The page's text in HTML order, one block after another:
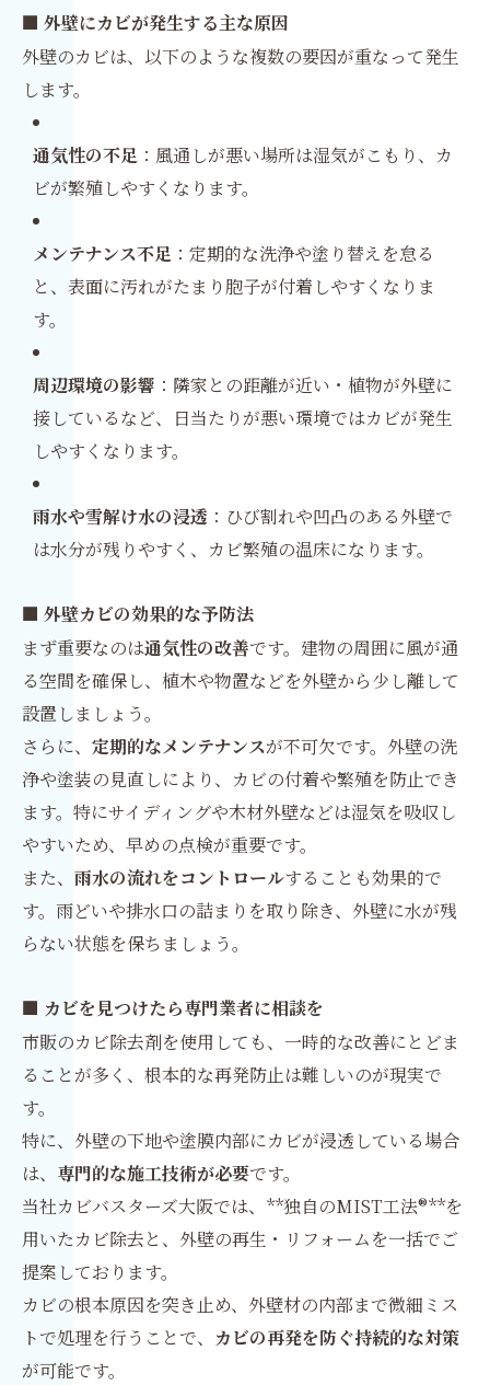
■ 外壁にカビが発生する主な原因
外壁のカビは、以下のような複数の要因が重なって発生
します。
通気性の不足 ：風通しが悪い場所は湿気がこもり、カ
ビが繁殖しやすくなります。
メンテナンス不足 ：定期的な洗浄や塗り替えを怠る
と、表面に汚れがたまり胞子が付着しやすくなりま
す。
周辺環境の影響 ：隣家との距離が近い・植物が外壁に
接しているなど、日当たりが悪い環境ではカビが発生
しやすくなります。
雨水や雪解け水の浸透 ：ひび割れや凹凸のある外壁で
は水分が残りやすく、カビ繁殖の温床になります。
■ 外壁カビの効果的な予防法
まず重要なのは通気性の改善です。建物の周囲に風が通
る空間を確保し、植木や物置などを外壁から少し離して
設置しましょう。
さらに、 定期的なメンテナンスが不可欠です。外壁の洗
浄や塗装の見直しにより、カビの付着や繁殖を防止でき
ます。特にサイディングや木材外壁などは湿気を吸収し
やすいため、早めの点検が重要です。
また、 雨水の流れをコントロールすることも効果的で
す。雨どいや排水口の詰まりを取り除き、外壁に水が残
らない状態を保ちましょう。
■ カビを見つけたら専門業者に相談を
市販のカビ除去剤を使用しても、一時的な改善にとどま
ることが多く、根本的な再発防止は難しいのが現実で
す。
特に、外壁の下地や塗膜内部にカビが浸透している場合
は、 専門的な施工技術が必要です。
当社カビバスターズ大阪では、**独自のMIST工法®**を
用いたカビ除去と、外壁の再生・リフォームを一括でご
提案しております。
カビの根本原因を突き止め、外壁材の内部まで微細ミス
トで処理を行うことで、 カビの再発を防ぐ持続的な対策
が可能です。